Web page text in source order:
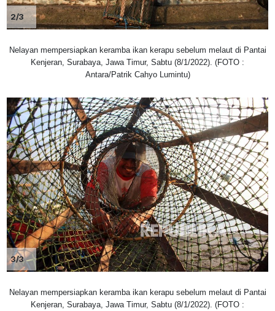
2/3
Nelayan mempersiapkan keramba ikan kerapu sebelum melaut di Pantai
Kenjeran, Surabaya, Jawa Timur, Sabtu (8/1/2022). (FOTO :
Antara/Patrik Cahyo Lumintu)
3/3
Nelayan mempersiapkan keramba ikan kerapu sebelum melaut di Pantai
Kenjeran, Surabaya, Jawa Timur, Sabtu (8/1/2022). (FOTO :